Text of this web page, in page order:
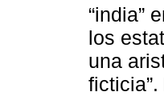
“india”
los
una